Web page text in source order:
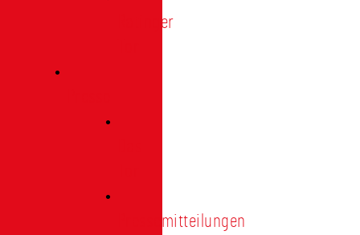
Ratinger
Pressemitteilungen